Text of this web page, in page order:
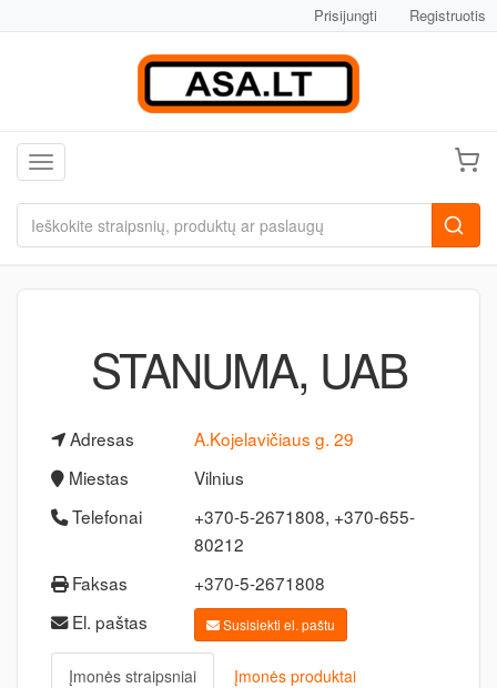
Prisijungti Registruotis
Toggle navigation
STANUMA, UAB
Adresas
A.Kojelavičiaus g. 29
Miestas
Vilnius
Telefonai
+370-5-2671808, +370-655-
80212
Faksas
+370-5-2671808
El. paštas
Susisiekti el. paštu
Įmonės straipsniai Įmonės produktai